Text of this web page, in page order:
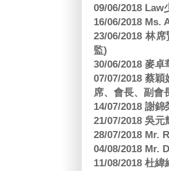
09/06/2018 Law
16/06/2018 Ms.
23/06/2018 林
監)
30/06/2018 麥
07/07/2018 蔡
席、會長、副會
14/07/2018 謝
21/07/2018 吳元
28/07/2018 Mr.
04/08/2018 Mr.
11/08/2018 杜